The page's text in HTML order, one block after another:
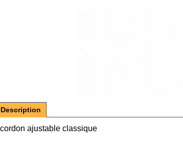
Description
cordon ajustable classique